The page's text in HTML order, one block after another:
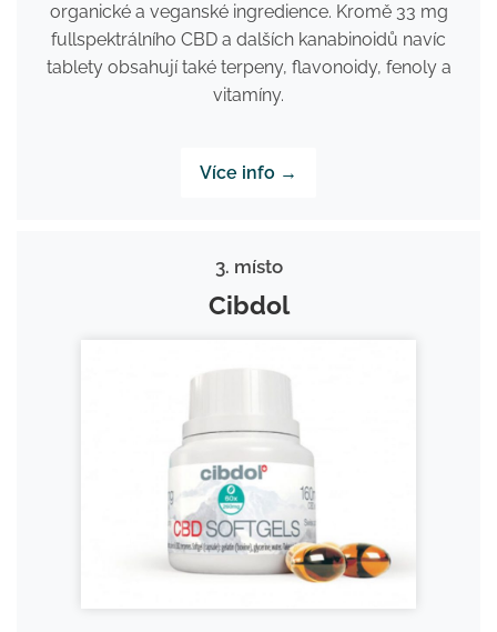
organické a veganské ingredience. Kromě 33 mg
fullspektrálního CBD a dalších kanabinoidů navíc
tablety obsahují také terpeny, flavonoidy, fenoly a
vitamíny.
Více info →
3. místo
Cibdol